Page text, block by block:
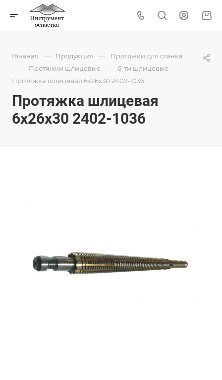
Главная — Продукция — Протяжки для станка
— Протяжки шлицевые — 6-ти шлицевые —
Протяжка шлицевая 6x26x30 2402-1036
Протяжка шлицевая
6x26x30 2402-1036